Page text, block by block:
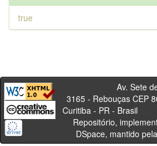
true
Av. Sete de
3165 - Rebouças CEP
Curitiba - PR
Repositório,
DSpace, mantido